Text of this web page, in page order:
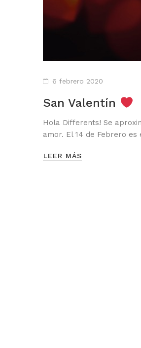
6 febrero 2020
San Valentín
Hola Differents! Se
amor. El 14 de Febrero
LEER MÁS